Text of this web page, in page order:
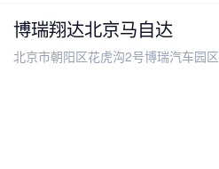
博瑞翔达北京马自达
北京市朝阳区花虎沟2号博瑞汽车园区